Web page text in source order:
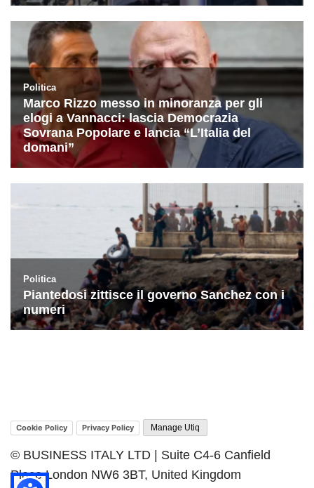
Cookie Policy Privacy Policy Manage Utiq
© BUSINESS ITALY LTD | Suite C4-6 Canfield
Place London NW6 3BT, United Kingdom